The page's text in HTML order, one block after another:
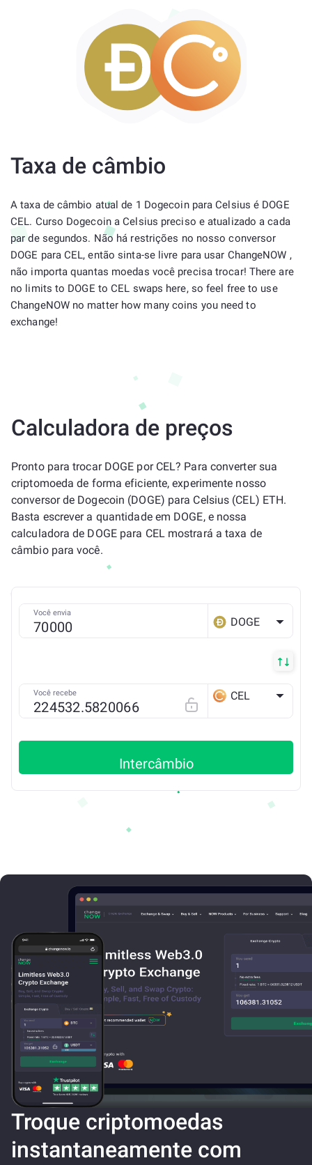
Taxa de câmbio
A taxa de câmbio atual de 1 Dogecoin para Celsius é DOGE
CEL. Curso Dogecoin a Celsius preciso e atualizado a cada
par de segundos. Não há restrições no nosso conversor
DOGE para CEL, então sinta-se livre para usar ChangeNOW ,
não importa quantas moedas você precisa trocar! There are
no limits to DOGE to CEL swaps here, so feel free to use
ChangeNOW no matter how many coins you need to
exchange!
Calculadora de preços
Pronto para trocar DOGE por CEL? Para converter sua
criptomoeda de forma eficiente, experimente nosso
conversor de Dogecoin (DOGE) para Celsius (CEL) ETH.
Basta escrever a quantidade em DOGE, e nossa
calculadora de DOGE para CEL mostrará a taxa de
câmbio para você.
Você envia
DOGE
Você recebe CEL
Intercâmbio
Troque criptomoedas
instantaneamente com